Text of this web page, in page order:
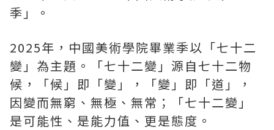
季」。
2025年，中國美術學院畢業季以「七十二
變」為主題。「七十二變」源自七十二物
候，「候」即「變」，「變」即「道」，
因變而無窮、無極、無常；「七十二變」
是可能性、是能力值、更是態度。